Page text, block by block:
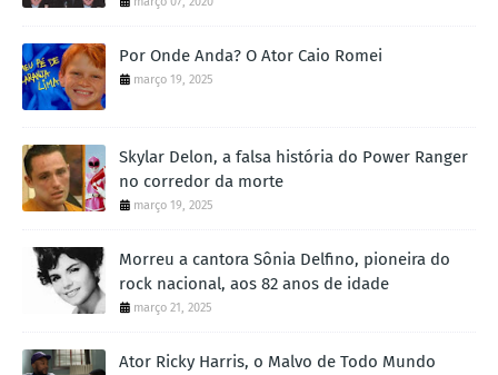
Por Onde Anda? O Ator Caio Romei
março 19, 2025
Skylar Delon, a falsa história do Power Ranger
no corredor da morte
março 19, 2025
Morreu a cantora Sônia Delfino, pioneira do
rock nacional, aos 82 anos de idade
março 21, 2025
Ator Ricky Harris, o Malvo de Todo Mundo